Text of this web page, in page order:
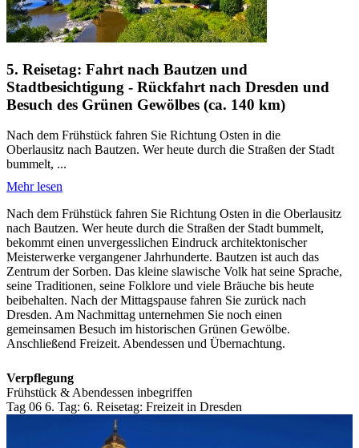
5. Reisetag: Fahrt nach Bautzen und
Stadtbesichtigung - Rückfahrt nach Dresden und
Besuch des Grünen Gewölbes (ca. 140 km)
Nach dem Frühstück fahren Sie Richtung Osten in die
Oberlausitz nach Bautzen. Wer heute durch die Straßen der Stadt
bummelt, ...
Mehr lesen
Nach dem Frühstück fahren Sie Richtung Osten in die Oberlausitz
nach Bautzen. Wer heute durch die Straßen der Stadt bummelt,
bekommt einen unvergesslichen Eindruck architektonischer
Meisterwerke vergangener Jahrhunderte. Bautzen ist auch das
Zentrum der Sorben. Das kleine slawische Volk hat seine Sprache,
seine Traditionen, seine Folklore und viele Bräuche bis heute
beibehalten. Nach der Mittagspause fahren Sie zurück nach
Dresden. Am Nachmittag unternehmen Sie noch einen
gemeinsamen Besuch im historischen Grünen Gewölbe.
Anschließend Freizeit. Abendessen und Übernachtung.
Verpflegung
Frühstück & Abendessen inbegriffen
Tag 06 6. Tag: 6. Reisetag: Freizeit in Dresden